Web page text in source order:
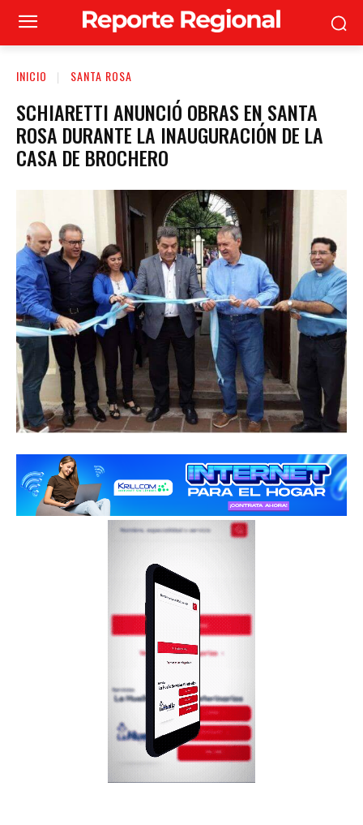
INICIO SANTA ROSA
SCHIARETTI ANUNCIÓ OBRAS EN SANTA
ROSA DURANTE LA INAUGURACIÓN DE LA
CASA DE BROCHERO